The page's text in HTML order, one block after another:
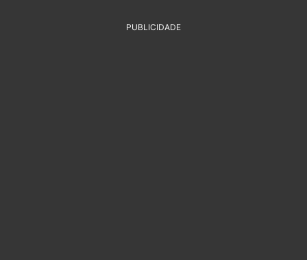
PUBLICIDADE